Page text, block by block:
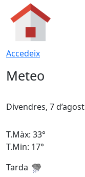
Accedeix
Meteo
Divendres, 7 d’agost
T.Màx: 33°
T.Min: 17°
Tarda